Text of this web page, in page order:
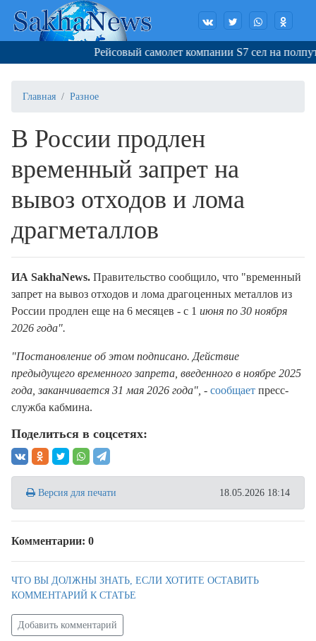
Рейсовый самолет компании S7 сел на полпути
Главная Разное
В России продлен
временный запрет на
вывоз отходов и лома
драгметаллов
ИА SakhaNews. Правительство сообщило, что "временный
запрет на вывоз отходов и лома драгоценных металлов из
России продлен еще на 6 месяцев - с 1 июня по 30 ноября
2026 года".
"Постановление об этом подписано. Действие
предыдущего временного запрета, введенного в ноябре 2025
года, заканчивается 31 мая 2026 года", - сообщает пресс-
служба кабмина.
Поделиться в соцсетях:
Версия для печати 18.05.2026 18:14
Комментарии: 0
ЧТО ВЫ ДОЛЖНЫ ЗНАТЬ, ЕСЛИ ХОТИТЕ ОСТАВИТЬ
КОММЕНТАРИЙ К СТАТЬЕ
Добавить комментарий